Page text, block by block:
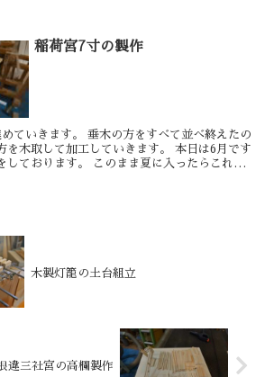
稲荷宮7寸の製作
ていきます。 垂木の方をすべて並べ終えたの
を木取して加工していきます。 本日は6月です
しております。 このまま夏に入ったらこれよ
木製灯籠の土台組立
違三社宮の高欄製作